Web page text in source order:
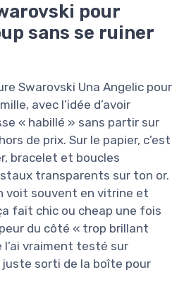
pour
sans se ruiner
Swarovski Una Angelic pour
avec l’idée d’avoir
« habillé » sans partir sur
de prix. Sur le papier, c’est
bracelet et boucles
transparents sur ton or.
voit souvent en vitrine et
fait chic ou cheap une fois
du côté « trop brillant
vraiment testé sur
juste sorti de la boîte pour